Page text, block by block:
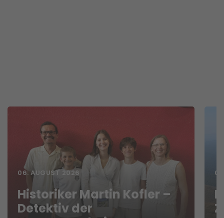
06. AUGUST 2026
Historiker Martin Kofler –
Detektiv der